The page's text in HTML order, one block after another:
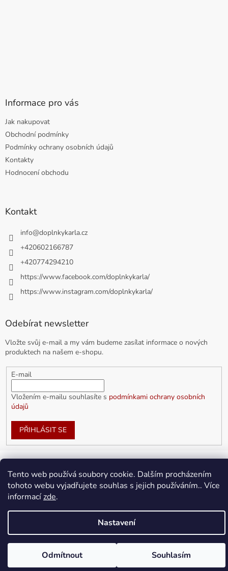
Tento web používá soubory cookie. Dalším procházením
tohoto webu vyjadřujete souhlas s jejich používáním.. Více
informacízde.
Nastavení
Odmítnout Souhlasím
Informace pro vás
Jak nakupovat
Obchodní podmínky
Podmínky ochrany osobních údajů
Kontakty
Hodnocení obchodu
Kontakt
info@doplnkykarla.cz
+420602166787
+420774294210
https://www.facebook.com/doplnkykarla/
https://www.instagram.com/doplnkykarla/
Odebírat newsletter
Vložte svůj e-mail a my vám budeme zasílat informace o nových
produktech na našem e-shopu.
E-mail
Vložením e-mailu souhlasíte s podmínkami ochrany osobních
údajů
PŘIHLÁSIT SE
Vytvořil Shoptet